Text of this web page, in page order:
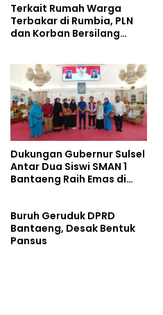
Terkait Rumah Warga
Terbakar di Rumbia, PLN
dan Korban Bersilang
Dukungan Gubernur Sulsel
Antar Dua Siswi SMAN 1
Bantaeng Raih Emas di
Buruh Geruduk DPRD
Bantaeng, Desak Bentuk
Pansus